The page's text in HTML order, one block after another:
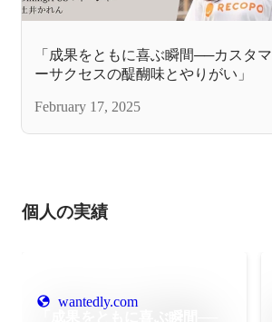
「成果をともに喜ぶ瞬間──カスタマ
ーサクセスの醍醐味とやりがい」
February 17, 2025
個人の実績
wantedly.com